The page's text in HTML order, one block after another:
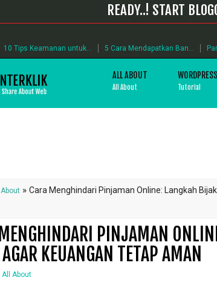
READY..! START
10 Tips Keamanan untuk... 5 Cara Mendapatkan Ban...
ALL ABOUT
All About
WORDPRESS
Tutorial
»Cara Menghindari Pinjaman Online: Langkah
PINJAMAN
KEUANGAN TETAP AMAN
All About